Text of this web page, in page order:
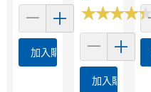
加入購物車
★★★★
★★★★
加入購物車